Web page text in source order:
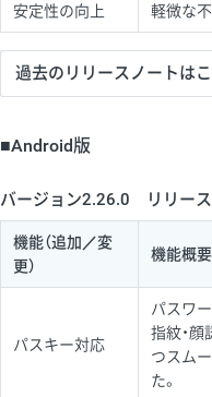
安定性の向上 軽微な
過去のリリースノートは
■Android版
バージョン2.26.0 リリース
機能（追加／変
更）
機能概要
パスキー対応
パスワ
指紋・
つスム
た。